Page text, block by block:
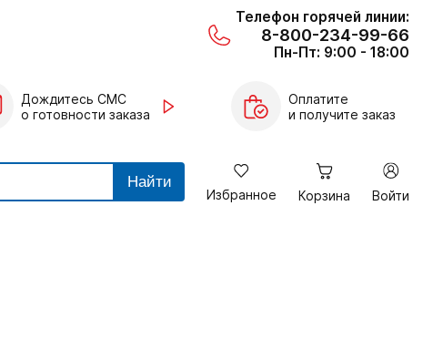
Телефон горячей линии:
8-800-234-99-66
Пн-Пт: 9:00 - 18:00
Дождитесь СМС
о готовности заказа
Оплатите
и получите заказ
Найти
Избранное Корзина Войти